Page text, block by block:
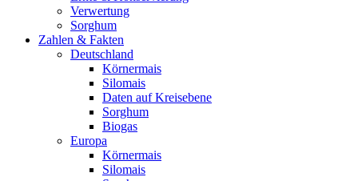
Verwertung
Sorghum
Zahlen & Fakten
Deutschland
Körnermais
Silomais
Daten auf Kreisebene
Sorghum
Biogas
Europa
Körnermais
Silomais